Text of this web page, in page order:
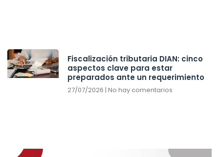
Fiscalización tributaria DIAN: cinco
aspectos clave para estar
preparados ante un requerimiento
27/07/2026 No hay comentarios